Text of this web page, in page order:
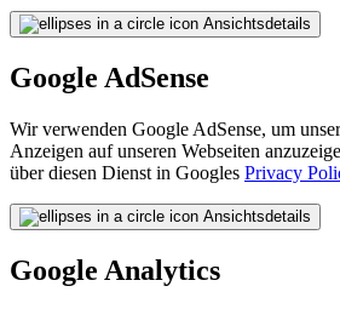
Ansichtsdetails
Google AdSense
Wir verwenden Google AdSense, um
Anzeigen auf unseren Webseiten
über diesen Dienst in Googles Privacy
Ansichtsdetails
Google Analytics